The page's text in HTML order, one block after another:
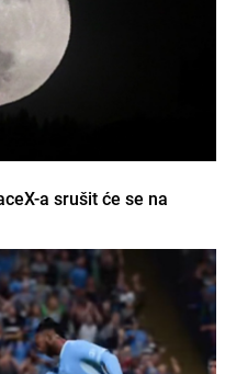
a srušit će se na